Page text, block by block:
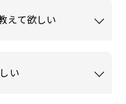
えて欲しい
い